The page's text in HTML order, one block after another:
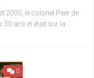
2000, le colonel Peer de
ans et était sur la...
0